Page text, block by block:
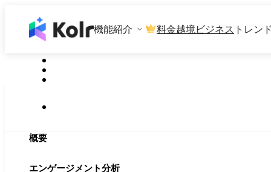
機能紹介 料金越境ビジネス トレン
概要
エンゲージメント分析